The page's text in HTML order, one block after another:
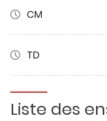
CM
TD
Liste des